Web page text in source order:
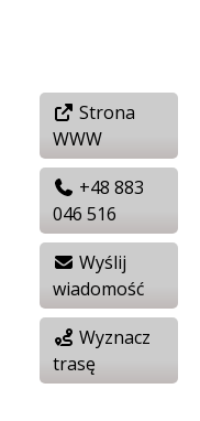
Strona
WWW
+48 883
046 516
Wyślij
wiadomość
Wyznacz
trasę